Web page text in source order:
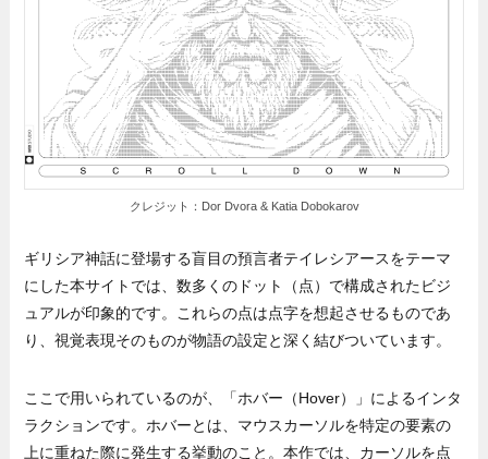
クレジット：Dor Dvora & Katia Dobokarov
ギリシア神話に登場する盲目の預言者テイレシアースをテーマ
にした本サイトでは、数多くのドット（点）で構成されたビジ
ュアルが印象的です。これらの点は点字を想起させるものであ
り、視覚表現そのものが物語の設定と深く結びついています。
ここで用いられているのが、「ホバー（Hover）」によるインタ
ラクションです。ホバーとは、マウスカーソルを特定の要素の
上に重ねた際に発生する挙動のこと。本作では、カーソルを点